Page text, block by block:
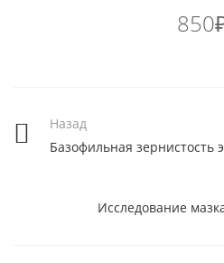
Назад
Базофильная зернистость
Исследование